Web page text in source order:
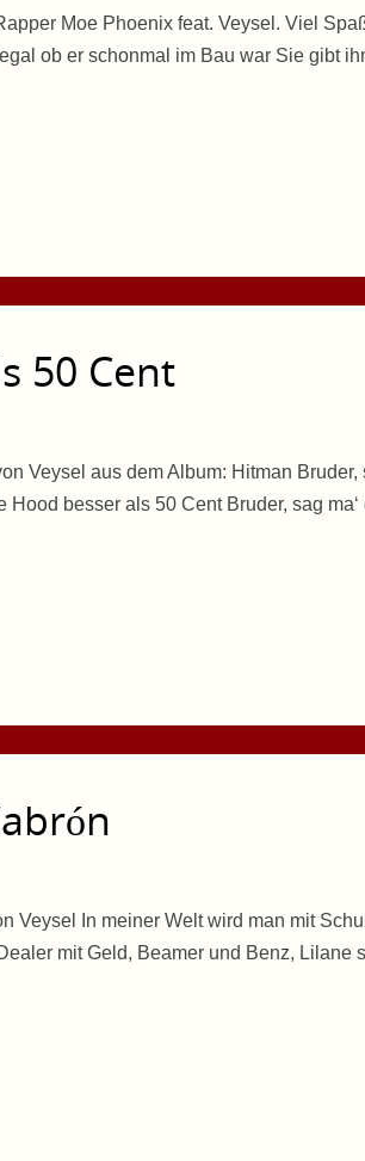
Moe Phoenix feat. Veysel. Viel
ob er schonmal im Bau war Sie gibt
50 Cent
Veysel aus dem Album: Hitman Bruder,
besser als 50 Cent Bruder, sag
Veysel In meiner Welt wird man mit
mit Geld, Beamer und Benz, Lilane